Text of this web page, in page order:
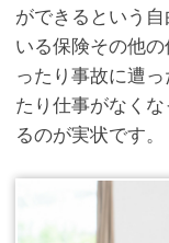
ができるという
いる保険その他
ったり事故に遭
たり仕事がなく
るのが実状です。